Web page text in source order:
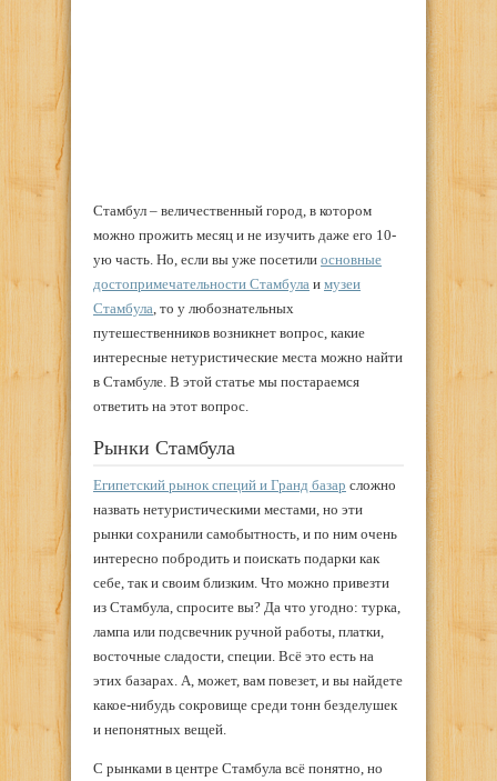
Стамбул – величественный город, в котором
можно прожить месяц и не изучить даже его 10-
ую часть. Но, если вы уже посетили основные
достопримечательности Стамбула и музеи
Стамбула , то у любознательных
путешественников возникнет вопрос, какие
интересные нетуристические места можно найти
в Стамбуле. В этой статье мы постараемся
ответить на этот вопрос.
Рынки Стамбула
Египетский рынок специй и Гранд базар сложно
назвать нетуристическими местами, но эти
рынки сохранили самобытность, и по ним очень
интересно побродить и поискать подарки как
себе, так и своим близким. Что можно привезти
из Стамбула, спросите вы? Да что угодно: турка,
лампа или подсвечник ручной работы, платки,
восточные сладости, специи. Всё это есть на
этих базарах. А, может, вам повезет, и вы найдете
какое-нибудь сокровище среди тонн безделушек
и непонятных вещей.
С рынками в центре Стамбула всё понятно, но